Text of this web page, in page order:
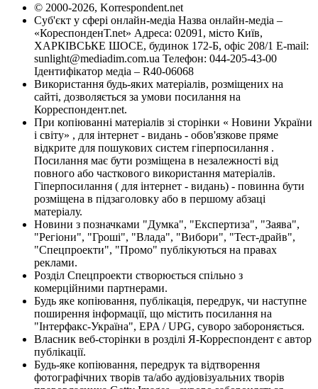
© 2000-2026, Korrespondent.net
Суб'єкт у сфері онлайн-медіа Назва онлайн-медіа –
«КореспонденТ.net» Адреса: 02091, місто Київ,
ХАРКІВСЬКЕ ШОСЕ, будинок 172-Б, офіс 208/1 E-mail:
sunlight@mediadim.com.ua Телефон: 044-205-43-00
Ідентифікатор медіа – R40-06068
Використання будь-яких матеріалів, розміщених на
сайті, дозволяється за умови посилання на
Корреспондент.net.
При копіюванні матеріалів зі сторінки « Новини України
і світу» , для інтернет - видань - обов'язкове пряме
відкрите для пошукових систем гіперпосилання .
Посилання має бути розміщена в незалежності від
повного або часткового використання матеріалів.
Гіперпосилання ( для інтернет - видань) - повинна бути
розміщена в підзаголовку або в першому абзаці
матеріалу.
Новини з позначками "Думка", "Експертиза", "Заява",
"Регіони", "Гроші", "Влада", "Вибори", "Тест-драйв",
"Спецпроекти", "Промо" публікуються на правах
реклами.
Розділ Спецпроекти створюється спільно з
комерційними партнерами.
Будь яке копіювання, публікація, передрук, чи наступне
поширення інформації, що містить посилання на
"Інтерфакс-Україна", EPA / UPG, суворо забороняється.
Власник веб-сторінки в розділі Я-Корреспондент є автор
публікації.
Будь-яке копіювання, передрук та відтворення
фотографічних творів та/або аудіовізуальних творів